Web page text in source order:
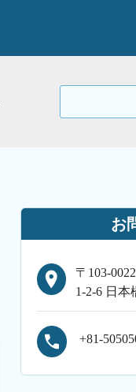
お
〒103-
1-2-6 日本
+81-